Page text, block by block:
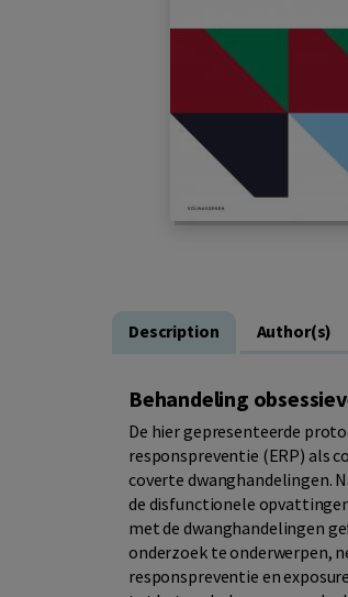
Description Author(s)
Behandeling
De hier gepresenteerde
responspreventie (ERP) als
coverte dwanghandelingen.
de disfunctionele
met de dwanghandelingen
onderzoek te onderwerpen,
responspreventie en